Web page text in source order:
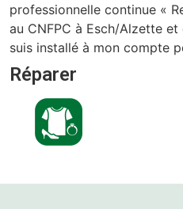
professionnelle continue «
au CNFPC à Esch/Alzette
suis installé à mon compte
Réparer